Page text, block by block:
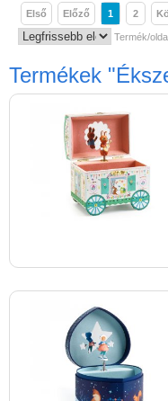
Első Előző 1 2
Termék/
Termékek